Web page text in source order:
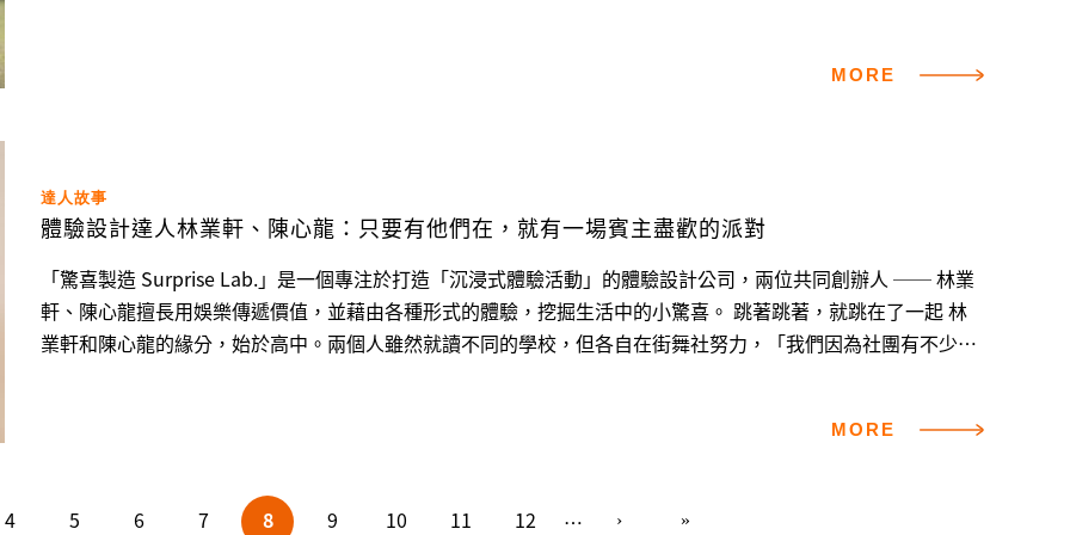
MORE
達人故事
體驗設計達人林業軒、陳心龍：只要有他們在，就有一場賓主盡歡的派對
「驚喜製造 Surprise Lab.」是一個專注於打造「沉浸式體驗活動」的體驗設計公司，兩位共同創辦人 ── 林業
軒、陳心龍擅長用娛樂傳遞價值，並藉由各種形式的體驗，挖掘生活中的小驚喜。 跳著跳著，就跳在了一起 林
業軒和陳心龍的緣分，始於高中。兩個人雖然就讀不同的學校，但各自在街舞社努力，「我們因為社團有不少交
MORE
4 5 6 7 8 9 10 11 12 …